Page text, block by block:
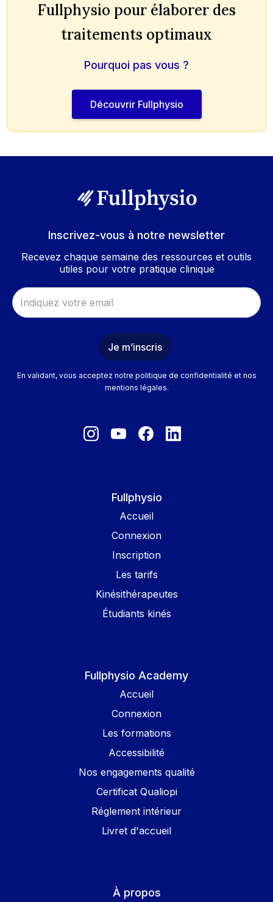
Fullphysio pour élaborer des
traitements optimaux
Pourquoi pas vous ?
Découvrir Fullphysio
Inscrivez-vous à notre newsletter
Recevez chaque semaine des ressources et outils
utiles pour votre pratique clinique
En validant, vous acceptez notre politique de confidentialité et nos
mentions légales.
Fullphysio
Accueil
Connexion
Inscription
Les tarifs
Kinésithérapeutes
Étudiants kinés
Fullphysio Academy
Accueil
Connexion
Les formations
Accessibilité
Nos engagements qualité
Certificat Qualiopi
Réglement intérieur
Livret d'accueil
À propos